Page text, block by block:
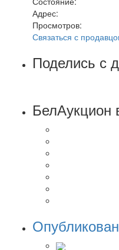
Адрес:
Просмотров:
Связаться с
Поделись с
БелАукцион